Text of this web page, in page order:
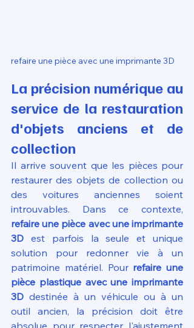
refaire une pièce avec une imprimante 3D
La précision numérique au
service de la restauration
d'objets anciens et de
collection
Il arrive souvent que les pièces pour
restaurer des objets de collection ou
des voitures anciennes soient
refaire une pièce avec une imprimante
3D est parfois la seule et unique
solution pour redonner vie à un
patrimoine matériel. Pour refaire une
pièce plastique avec une imprimante
3D destinée à un véhicule ou à un
outil ancien, la précision doit être
absolue pour respecter l'ajustement